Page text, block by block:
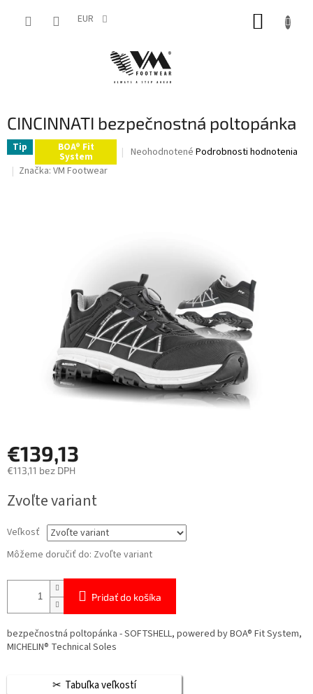
EUR
CINCINNATI bezpečnostná poltopánka
Tip BOA® Fit
System
Priemerné
Neohodnotené Podrobnosti hodnotenia
Značka: VM Footwear
€139,13
€113,11 bez DPH
cena:
Zvoľte variant
Veľkosť
Môžeme doručiť do: Zvoľte variant
Pridať do košíka
bezpečnostná poltopánka - SOFTSHELL, powered by BOA® Fit System,
MICHELIN® Technical Soles
Tabuľka veľkostí